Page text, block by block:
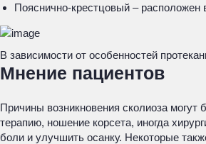
Пояснично-крестцовый – расположен
В зависимости от особенностей
Мнение пациентов
Причины возникновения сколиоза
терапию, ношение корсета, иногда
боли и улучшить осанку. Некоторые